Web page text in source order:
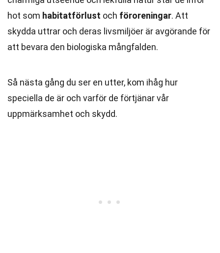
hot som habitatförlust och föroreningar. Att
skydda uttrar och deras livsmiljöer är avgörande för
att bevara den biologiska mångfalden.
Så nästa gång du ser en utter, kom ihåg hur
speciella de är och varför de förtjänar vår
uppmärksamhet och skydd.